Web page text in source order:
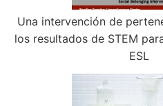
Una intervención de
los resultados de STEM
ESL